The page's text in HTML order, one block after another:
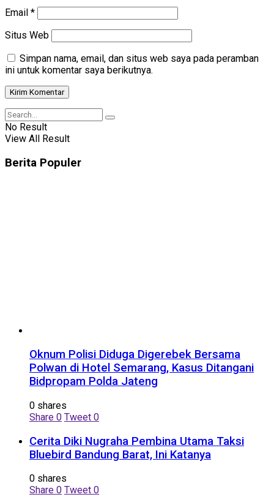
Email *
Situs Web
Simpan nama, email, dan situs web saya pada peramban
ini untuk komentar saya berikutnya.
No Result
View All Result
Berita Populer
Oknum Polisi Diduga Digerebek Bersama
Polwan di Hotel Semarang, Kasus Ditangani
Bidpropam Polda Jateng
0 shares
Share 0 Tweet 0
Cerita Diki Nugraha Pembina Utama Taksi
Bluebird Bandung Barat, Ini Katanya
0 shares
Share 0 Tweet 0